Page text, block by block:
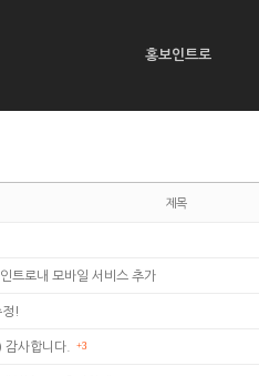
홍보인트로
제목
트로내 모바일 서비스 추가
정!
사합니다. +3